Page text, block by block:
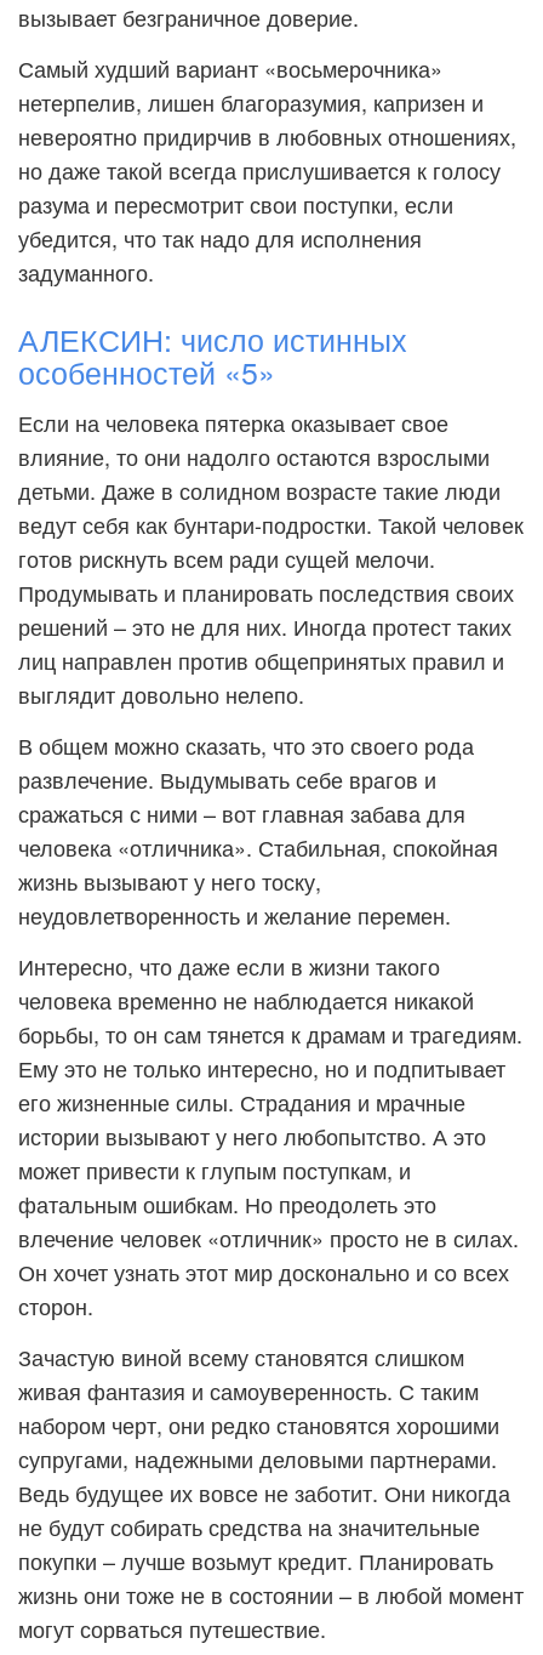
вызывает безграничное доверие.
Самый худший вариант «восьмерочника»
нетерпелив, лишен благоразумия, капризен и
невероятно придирчив в любовных отношениях,
но даже такой всегда прислушивается к голосу
разума и пересмотрит свои поступки, если
убедится, что так надо для исполнения
задуманного.
АЛЕКСИН: число истинных
особенностей «5»
Если на человека пятерка оказывает свое
влияние, то они надолго остаются взрослыми
детьми. Даже в солидном возрасте такие люди
ведут себя как бунтари-подростки. Такой человек
готов рискнуть всем ради сущей мелочи.
Продумывать и планировать последствия своих
решений – это не для них. Иногда протест таких
лиц направлен против общепринятых правил и
выглядит довольно нелепо.
В общем можно сказать, что это своего рода
развлечение. Выдумывать себе врагов и
сражаться с ними – вот главная забава для
человека «отличника». Стабильная, спокойная
жизнь вызывают у него тоску,
неудовлетворенность и желание перемен.
Интересно, что даже если в жизни такого
человека временно не наблюдается никакой
борьбы, то он сам тянется к драмам и трагедиям.
Ему это не только интересно, но и подпитывает
его жизненные силы. Страдания и мрачные
истории вызывают у него любопытство. А это
может привести к глупым поступкам, и
фатальным ошибкам. Но преодолеть это
влечение человек «отличник» просто не в силах.
Он хочет узнать этот мир досконально и со всех
сторон.
Зачастую виной всему становятся слишком
живая фантазия и самоуверенность. С таким
набором черт, они редко становятся хорошими
супругами, надежными деловыми партнерами.
Ведь будущее их вовсе не заботит. Они никогда
не будут собирать средства на значительные
покупки – лучше возьмут кредит. Планировать
жизнь они тоже не в состоянии – в любой момент
могут сорваться путешествие.